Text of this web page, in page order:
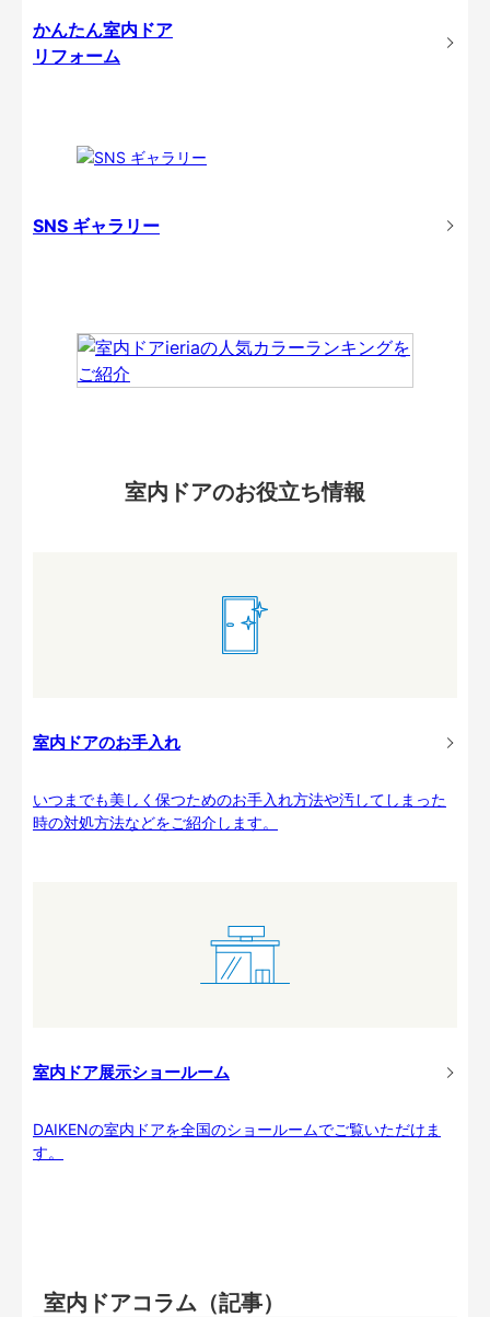
かんたん室内ドア
リフォーム
SNS ギャラリー
室内ドアのお役立ち情報
室内ドアのお手入れ
いつまでも美しく保つためのお手入れ方法や汚してしまった
時の対処方法などをご紹介します。
室内ドア展示ショールーム
DAIKENの室内ドアを全国のショールームでご覧いただけま
す。
室内ドアコラム（記事）